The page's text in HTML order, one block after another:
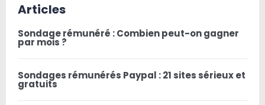
Articles
Sondage rémunéré : Combien peut-on gagner
par mois ?
Sondages rémunérés Paypal : 21 sites sérieux et
gratuits